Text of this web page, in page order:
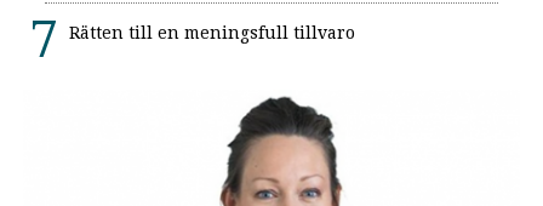
Rätten till en meningsfull tillvaro